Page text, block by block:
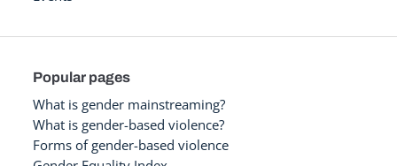
Popular pages
What is gender mainstreaming?
What is gender-based violence?
Forms of gender-based violence